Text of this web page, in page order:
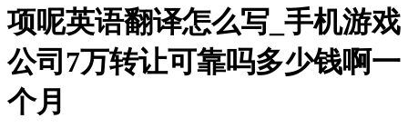
项呢英语翻译怎么写_手机游戏
公司7万转让可靠吗多少钱啊一
个月